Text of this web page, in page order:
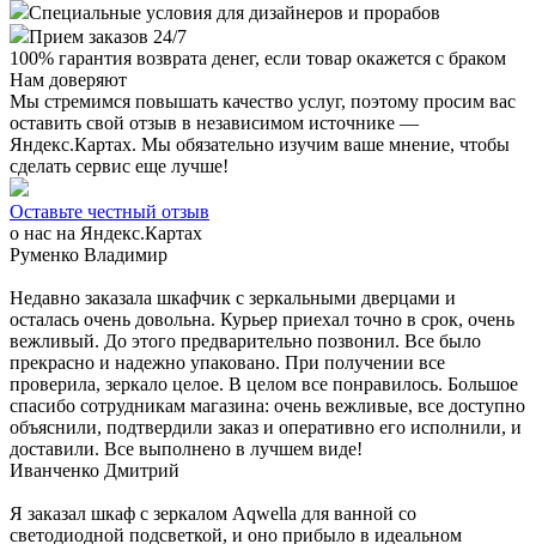
Специальные условия для дизайнеров и прорабов
Прием заказов 24/7
100% гарантия возврата денег, если товар окажется с браком
Нам доверяют
Мы стремимся повышать качество услуг, поэтому просим вас
оставить свой отзыв в независимом источнике —
Яндекс.Картах. Мы обязательно изучим ваше мнение, чтобы
сделать сервис еще лучше!
Оставьте честный отзыв
о нас на Яндекс.Картах
Руменко Владимир
Недавно заказала шкафчик с зеркальными дверцами и
осталась очень довольна. Курьер приехал точно в срок, очень
вежливый. До этого предварительно позвонил. Все было
прекрасно и надежно упаковано. При получении все
проверила, зеркало целое. В целом все понравилось. Большое
спасибо сотрудникам магазина: очень вежливые, все доступно
объяснили, подтвердили заказ и оперативно его исполнили, и
доставили. Все выполнено в лучшем виде!
Иванченко Дмитрий
Я заказал шкаф с зеркалом Aqwella для ванной со
светодиодной подсветкой, и оно прибыло в идеальном